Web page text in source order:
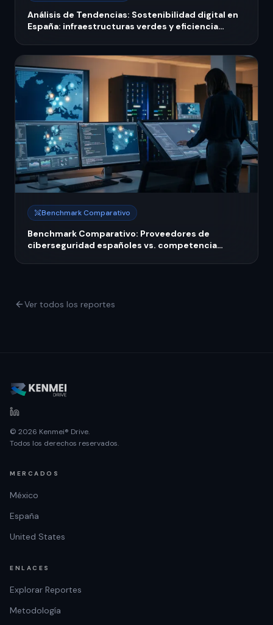
Análisis de Tendencias: Sostenibilidad digital en
España: infraestructuras verdes y eficiencia
Benchmark Comparativo
Benchmark Comparativo: Proveedores de
ciberseguridad españoles vs. competencia
Ver todos los reportes
© 2026 Kenmei® Drive.
Todos los derechos reservados.
MERCADOS
México
España
United States
ENLACES
Explorar Reportes
Metodología